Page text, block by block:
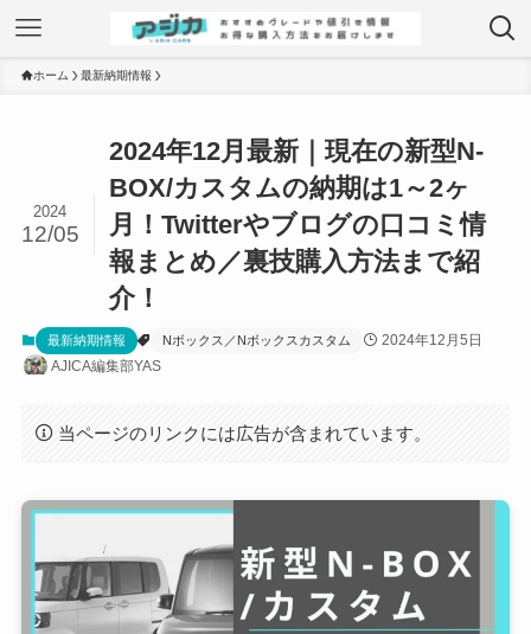
ホーム 最新納期情報
2024年12月最新｜現在の新型N-
BOX/カスタムの納期は1～2ヶ
月！Twitterやブログの口コミ情
報まとめ／裏技購入方法まで紹
介！
2024
12/05
最新納期情報 Nボックス／Nボックスカスタム
2024年12月5日
AJICA編集部YAS
当ページのリンクには広告が含まれています。